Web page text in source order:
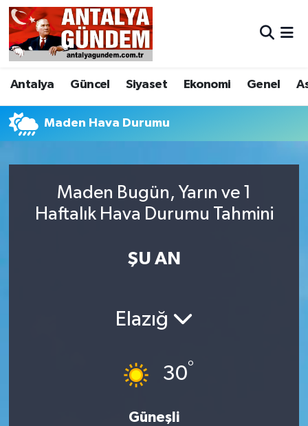
Antalya Güncel Siyaset Ekonomi Genel
Maden Hava Durumu
Maden Bugün, Yarın ve 1
Haftalık Hava Durumu Tahmini
ŞU AN
Elazığ
30°
Güneşli
Antalya
Asayiş
Bilim & Teknoloji
EĞİTİM
Antalya Nöbetçi Eczaneler
Antalya Hava Durumu
Antalya Namaz Vakitleri
Süper Lig Puan Durumu ve Fikstür
Son Dakika Haberleri